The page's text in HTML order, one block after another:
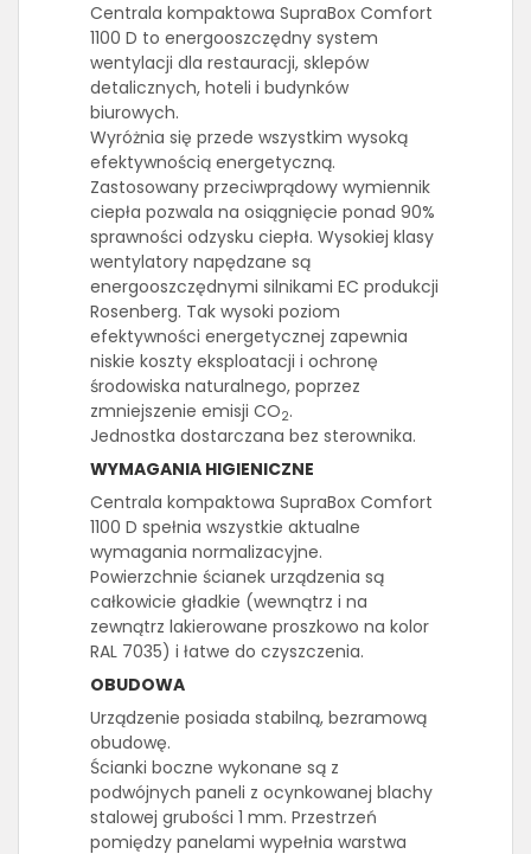
Centrala kompaktowa SupraBox Comfort
1100 D to energooszczędny system
wentylacji dla restauracji, sklepów
detalicznych, hoteli i budynków
biurowych.
Wyróżnia się przede wszystkim wysoką
efektywnością energetyczną.
Zastosowany przeciwprądowy wymiennik
ciepła pozwala na osiągnięcie ponad 90%
sprawności odzysku ciepła. Wysokiej klasy
wentylatory napędzane są
energooszczędnymi silnikami EC produkcji
Rosenberg. Tak wysoki poziom
efektywności energetycznej zapewnia
niskie koszty eksploatacji i ochronę
środowiska naturalnego, poprzez
zmniejszenie emisji CO2.
Jednostka dostarczana bez sterownika.
WYMAGANIA HIGIENICZNE
Centrala kompaktowa SupraBox Comfort
1100 D spełnia wszystkie aktualne
wymagania normalizacyjne.
Powierzchnie ścianek urządzenia są
całkowicie gładkie (wewnątrz i na
zewnątrz lakierowane proszkowo na kolor
RAL 7035) i łatwe do czyszczenia.
OBUDOWA
Urządzenie posiada stabilną, bezramową
obudowę.
Ścianki boczne wykonane są z
podwójnych paneli z ocynkowanej blachy
stalowej grubości 1 mm. Przestrzeń
pomiędzy panelami wypełnia warstwa